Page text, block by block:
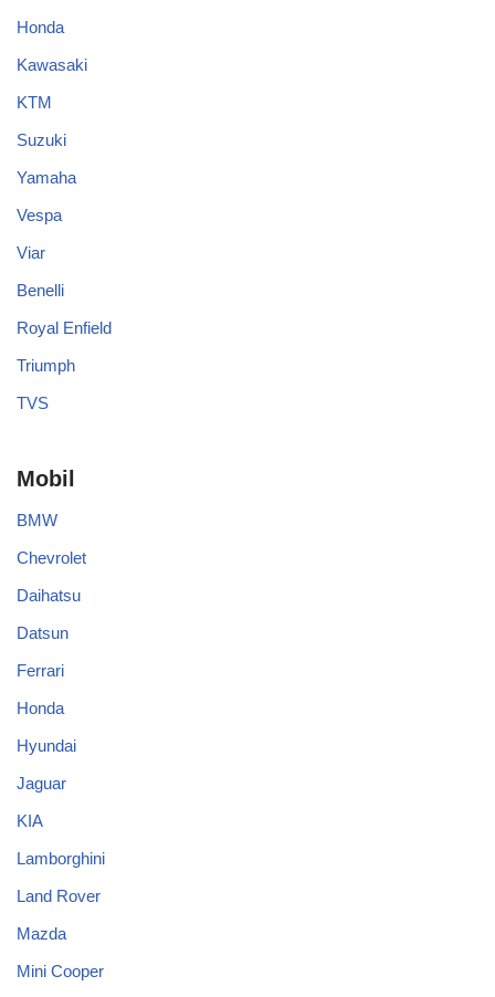
Honda
Kawasaki
KTM
Suzuki
Yamaha
Vespa
Viar
Benelli
Royal Enfield
Triumph
TVS
Mobil
BMW
Chevrolet
Daihatsu
Datsun
Ferrari
Honda
Hyundai
Jaguar
KIA
Lamborghini
Land Rover
Mazda
Mini Cooper